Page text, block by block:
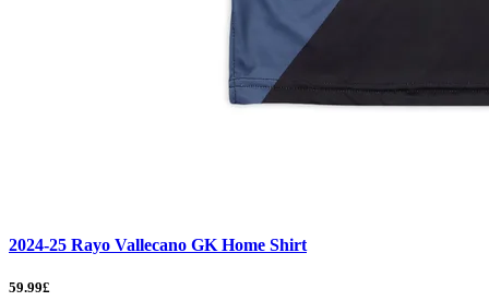
2024-25 Rayo Vallecano GK Home Shirt
59.99£